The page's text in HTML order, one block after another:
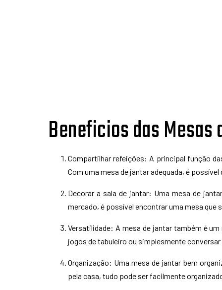
Beneficios das Mesas
Compartilhar refeições: A principal função
Com uma mesa de jantar adequada, é
Decorar a sala de jantar: Uma mesa de
mercado, é possível encontrar uma mesa
Versatilidade: A mesa de jantar também é
jogos de tabuleiro ou simplesmente
Organização: Uma mesa de jantar bem
pela casa, tudo pode ser facilmente